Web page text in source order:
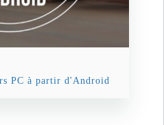
PC à partir d'Android